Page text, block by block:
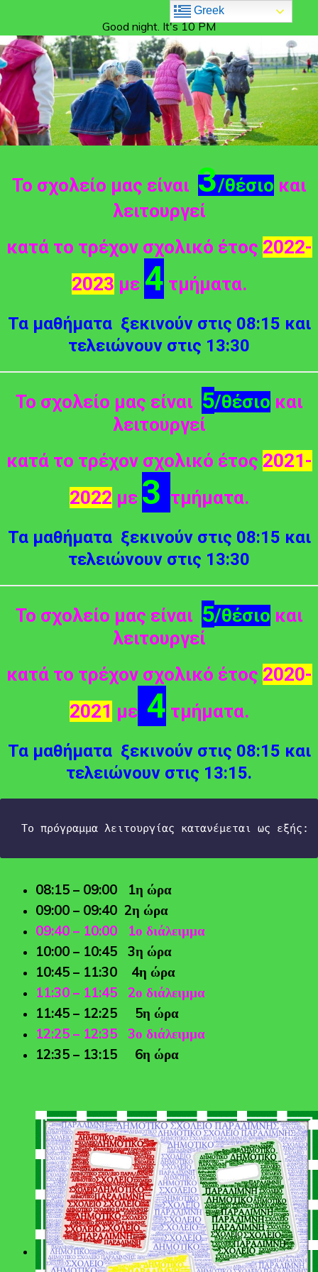
Good night. It's 10 PM
Το σχολείο μας είναι 3/θέσιο και
λειτουργεί
κατά το τρέχον σχολικό έτος 2022-
2023 με 4 τμήματα.
Τα μαθήματα ξεκινούν στις 08:15 και
τελειώνουν στις 13:30
Το σχολείο μας είναι 5/θέσιο και
λειτουργεί
κατά το τρέχον σχολικό έτος 2021-
2022 με 3 τμήματα.
Τα μαθήματα ξεκινούν στις 08:15 και
τελειώνουν στις 13:30
Το σχολείο μας είναι 5/θέσιο και
λειτουργεί
κατά το τρέχον σχολικό έτος 2020-
2021 με4 τμήματα.
Τα μαθήματα ξεκινούν στις 08:15 και
τελειώνουν στις 13:15.
Το πρόγραμμα λειτουργίας κατανέμεται ως εξής:
08:15 – 09:00 1η ώρα
09:00 – 09:40 2η ώρα
09:40 – 10:00 1ο διάλειμμα
10:00 – 10:45 3η ώρα
10:45 – 11:30 4η ώρα
11:30 – 11:45 2ο διάλειμμα
11:45 – 12:25 5η ώρα
12:25 – 12:35 3ο διάλειμμα
12:35 – 13:15 6η ώρα
Greek